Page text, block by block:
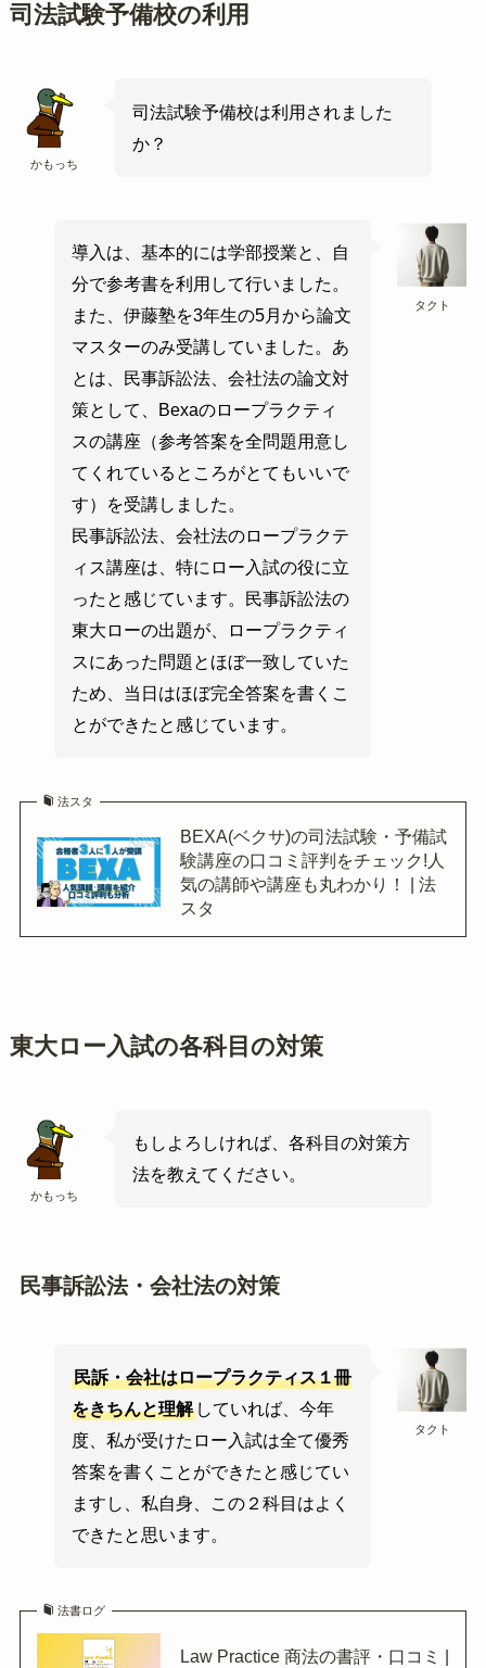
司法試験予備校の利用
かもっち
司法試験予備校は利用されました
か？
タクト
導入は、基本的には学部授業と、自
分で参考書を利用して行いました。
また、伊藤塾を3年生の5月から論文
マスターのみ受講していました。あ
とは、民事訴訟法、会社法の論文対
策として、Bexaのロープラクティ
スの講座（参考答案を全問題用意し
てくれているところがとてもいいで
す）を受講しました。
民事訴訟法、会社法のロープラクテ
ィス講座は、特にロー入試の役に立
ったと感じています。民事訴訟法の
東大ローの出題が、ロープラクティ
スにあった問題とほぼ一致していた
ため、当日はほぼ完全答案を書くこ
とができたと感じています。
法スタ
BEXA(ベクサ)の司法試験・予備試
験講座の口コミ評判をチェック!人
気の講師や講座も丸わかり！ | 法
スタ
東大ロー入試の各科目の対策
かもっち
もしよろしければ、各科目の対策方
法を教えてください。
民事訴訟法・会社法の対策
タクト
民訴・会社はロープラクティス１冊
をきちんと理解 していれば、今年
度、私が受けたロー入試は全て優秀
答案を書くことができたと感じてい
ますし、私自身、この２科目はよく
できたと思います。
法書ログ
Law Practice 商法の書評・口コミ |